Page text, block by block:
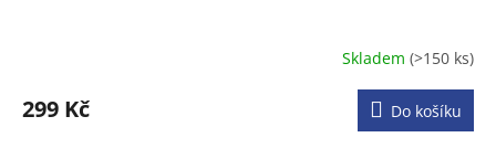
produktu
je
Skladem(>150 ks)
299 Kč Do košíku